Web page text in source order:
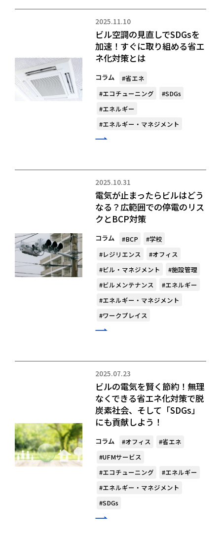
2025.11.10
ビル空調の見直しでSDGsを
加速！すぐに取り組める省エ
ネ化対策とは
コラム
#省エネ
#エコチューニング
#SDGs
#エネルギー
#エネルギー・マネジメント
2025.10.31
電気が止まったらビルはどう
なる？広範囲での停電のリス
クとBCP対策
コラム #BCP
#学校
#レジリエンス
#オフィス
#ビル・マネジメント
#施設管理
#ビルメンテナンス
#エネルギー
#エネルギー・マネジメント
#ワークプレイス
2025.07.23
ビルの電気を賢く節約！無理
なくできる省エネ化対策で脱
炭素社会、そして「SDGs」
にも貢献しよう！
コラム #オフィス
#省エネ
#UFMサービス
#エコチューニング
#エネルギー
#エネルギー・マネジメント
#SDGs